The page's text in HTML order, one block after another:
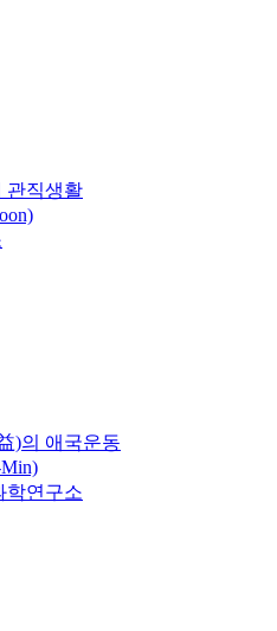
관직생활
)의 애국운동
Min)
학연구소